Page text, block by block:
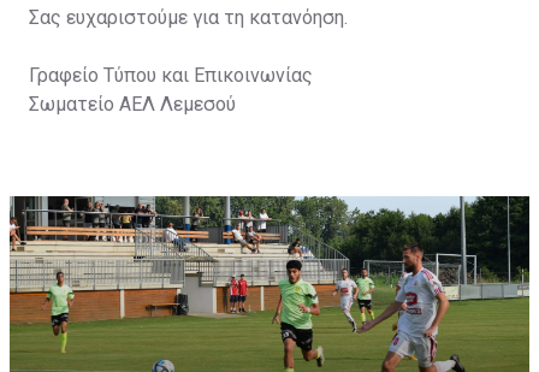
Σας ευχαριστούμε για τη κατανόηση.
Γραφείο Τύπου και Επικοινωνίας
Σωματείο ΑΕΛ Λεμεσού